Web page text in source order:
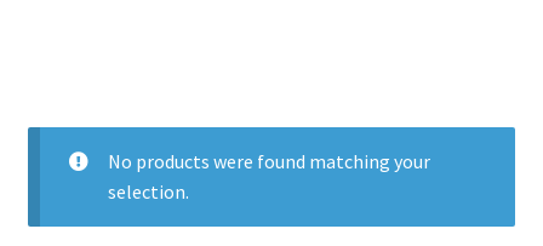
No products were found matching your
selection.